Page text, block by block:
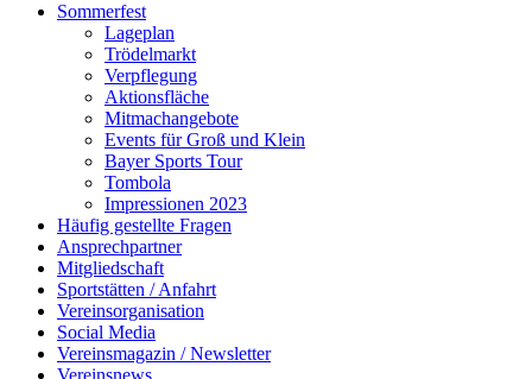
Sommerfest
Lageplan
Trödelmarkt
Verpflegung
Aktionsfläche
Mitmachangebote
Events für Groß und Klein
Bayer Sports Tour
Tombola
Impressionen 2023
Häufig gestellte Fragen
Ansprechpartner
Mitgliedschaft
Sportstätten / Anfahrt
Vereinsorganisation
Social Media
Vereinsmagazin / Newsletter